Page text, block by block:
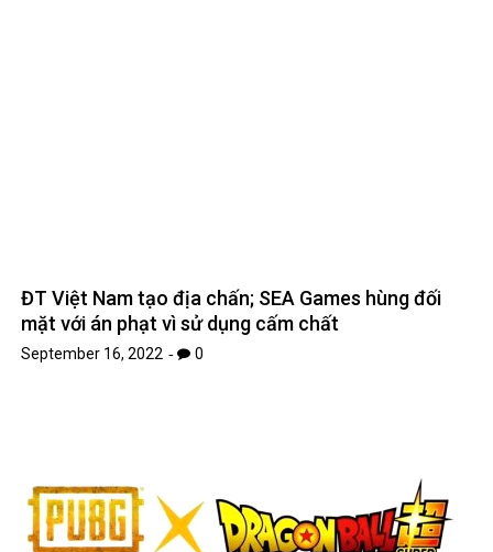
ĐT Việt Nam tạo địa chấn; SEA Games hùng đối
mặt với án phạt vì sử dụng cấm chất
September 16, 2022 0